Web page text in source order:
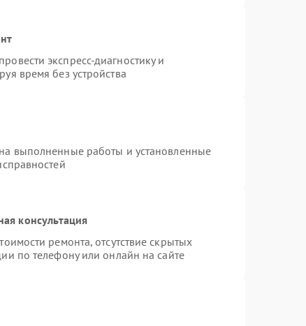
экспресс-диагностику и
время без устройства
выполненные работы и установленные
консультация
ремонта, отсутствие скрытых
по телефону или онлайн на сайте